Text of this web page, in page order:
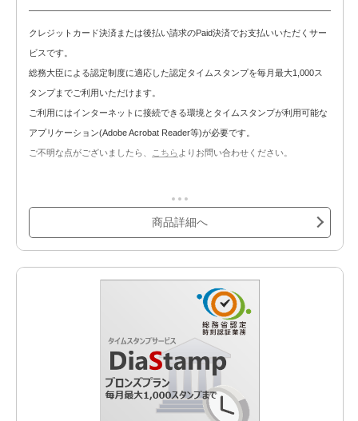
クレジットカード決済または後払い請求のPaid決済でお支払いいただくサー
ビスです。
総務大臣による認定制度に適応した認定タイムスタンプを毎月最大1,000ス
タンプまでご利用いただけます。
ご利用にはインターネットに接続できる環境とタイムスタンプが利用可能な
アプリケーション(Adobe Acrobat Reader等)が必要です。
ご不明な点がございましたら、 こちら よりお問い合わせください。
商品詳細へ